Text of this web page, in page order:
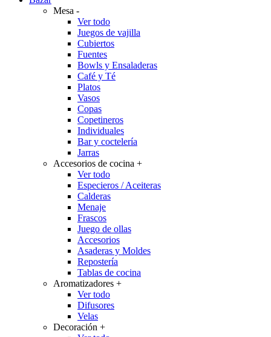
Mesa -
Ver todo
Juegos de vajilla
Cubiertos
Fuentes
Bowls y Ensaladeras
Café y Té
Platos
Vasos
Copas
Copetineros
Individuales
Bar y coctelería
Jarras
Accesorios de cocina +
Ver todo
Especieros / Aceiteras
Calderas
Menaje
Frascos
Juego de ollas
Accesorios
Asaderas y Moldes
Repostería
Tablas de cocina
Aromatizadores +
Ver todo
Difusores
Velas
Decoración +